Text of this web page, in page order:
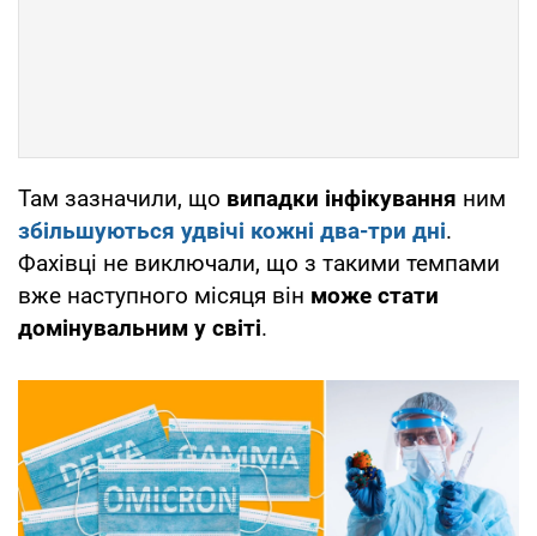
Там зазначили, що випадки інфікування ним
збільшуються удвічі кожні два-три дні.
Фахівці не виключали, що з такими темпами
вже наступного місяця він може стати
домінувальним у світі.